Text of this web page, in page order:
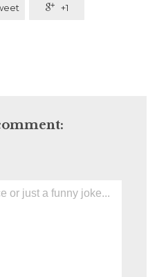
 +1